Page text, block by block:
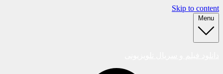
Skip to content
Menu